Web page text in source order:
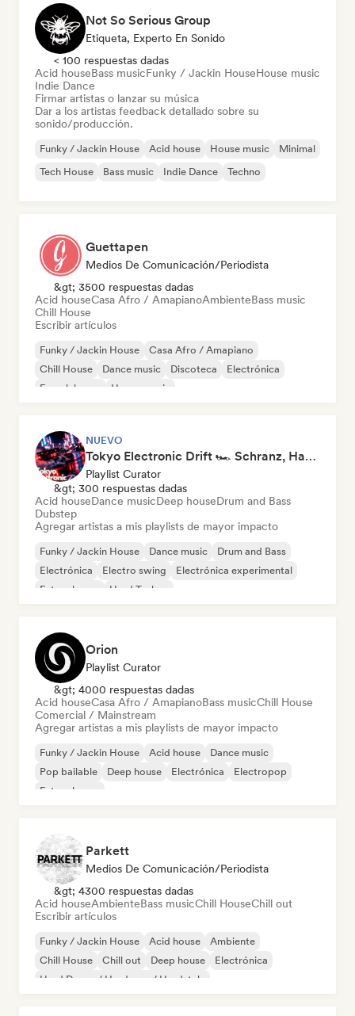
Not So Serious Group
Etiqueta, Experto En Sonido
< 100 respuestas dadas
Acid houseBass musicFunky / Jackin HouseHouse music
Indie Dance
Firmar artistas o lanzar su música
Dar a los artistas feedback detallado sobre su
sonido/producción.
Funky / Jackin House Acid house House music
Minimal
Tech House
Bass music Indie Dance Techno
Guettapen
Medios De Comunicación/Periodista
&gt; 3500 respuestas dadas
Acid houseCasa Afro / AmapianoAmbienteBass music
Chill House
Escribir artículos
Funky / Jackin House
Casa Afro / Amapiano
Chill House
Dance music Discoteca
Electrónica
French house
House music
NUEVO
Tokyo Electronic Drift 🏎️ Schranz, Hard Techno & Anime EDM
Playlist Curator
&gt; 300 respuestas dadas
Acid houseDance musicDeep houseDrum and Bass
Dubstep
Agregar artistas a mis playlists de mayor impacto
Funky / Jackin House Dance music
Drum and Bass
Electrónica
Electro swing
Electrónica experimental
Future house
Hard Techno
Orion
Playlist Curator
&gt; 4000 respuestas dadas
Acid houseCasa Afro / AmapianoBass musicChill House
Comercial / Mainstream
Agregar artistas a mis playlists de mayor impacto
Funky / Jackin House Acid house
Dance music
Pop bailable
Deep house Electrónica
Electropop
Future house
Parkett
Medios De Comunicación/Periodista
&gt; 4300 respuestas dadas
Acid houseAmbienteBass musicChill HouseChill out
Escribir artículos
Funky / Jackin House Acid house
Ambiente
Chill House
Chill out Deep house
Electrónica
Hard Dance / Hardcore / Hardstyle